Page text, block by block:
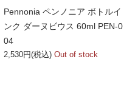
Pennonia ペンノニア ボトルイ
ンク ダーヌビウス 60ml PEN-0
04
2,530円(税込) Out of stock